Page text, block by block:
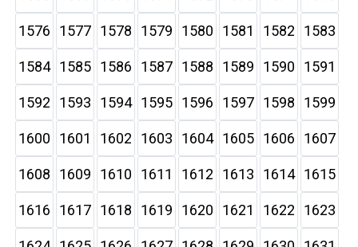
1576 1577 1578 1579 1580 1581 1582 1583
1584 1585 1586 1587 1588 1589 1590 1591
1592 1593 1594 1595 1596 1597 1598 1599
1600 1601 1602 1603 1604 1605 1606 1607
1608 1609 1610 1611 1612 1613 1614 1615
1616 1617 1618 1619 1620 1621 1622 1623